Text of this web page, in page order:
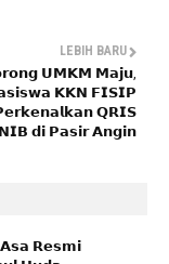
LEBIH BARU
𝗨𝗠𝗞𝗠 𝗠𝗮𝗷𝘂,
𝗞𝗞𝗡 𝗙𝗜𝗦𝗜𝗣
𝗤𝗥𝗜𝗦
𝗱𝗶 𝗣𝗮𝘀𝗶𝗿 𝗔𝗻𝗴𝗶𝗻
𝗥𝗲𝘀𝗺𝗶